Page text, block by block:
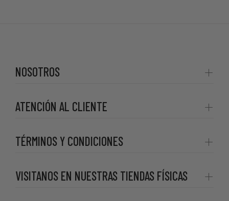
NOSOTROS
ATENCIÓN AL CLIENTE
TÉRMINOS Y CONDICIONES
VISITANOS EN NUESTRAS TIENDAS FÍSICAS